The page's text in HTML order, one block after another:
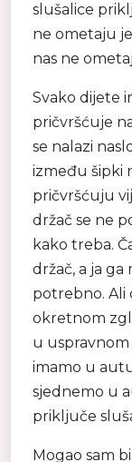
slušalice
ne ometaju
nas ne
Svako dijete
pričvršćuje
se nalazi
između šipki
pričvršćuju
držač se ne
kako treba.
držač, a ja
potrebno. Ali
okretnom
u uspravnom
imamo u
sjednemo u
priključe
Mogao sam